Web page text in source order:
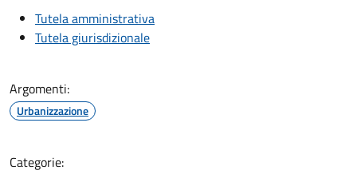
Tutela amministrativa
Tutela giurisdizionale
Argomenti:
Urbanizzazione
Categorie: